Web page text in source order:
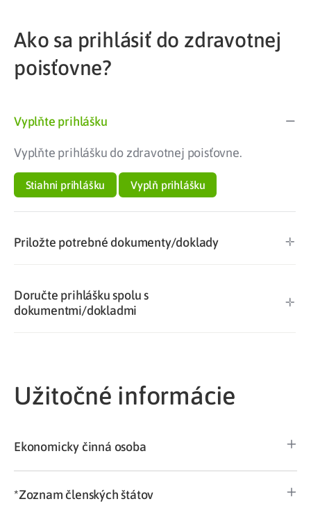
Ako sa prihlásiť do zdravotnej
poisťovne?
Vyplňte prihlášku
Vyplňte prihlášku do zdravotnej poisťovne.
Stiahni prihlášku Vyplň prihlášku
Priložte potrebné dokumenty/doklady
Doručte prihlášku spolu s
dokumentmi/dokladmi
Užitočné informácie
Ekonomicky činná osoba
*Zoznam členských štátov